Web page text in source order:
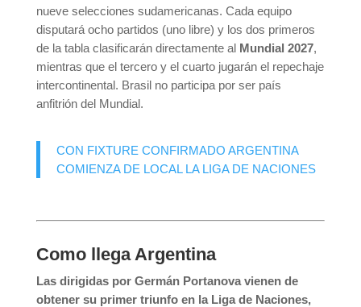
nueve selecciones sudamericanas. Cada equipo
disputará ocho partidos (uno libre) y los dos primeros
de la tabla clasificarán directamente al Mundial 2027,
mientras que el tercero y el cuarto jugarán el repechaje
intercontinental. Brasil no participa por ser país
anfitrión del Mundial.
CON FIXTURE CONFIRMADO ARGENTINA
COMIENZA DE LOCAL LA LIGA DE NACIONES
Como llega Argentina
Las dirigidas por Germán Portanova vienen de
obtener su primer triunfo en la Liga de Naciones,